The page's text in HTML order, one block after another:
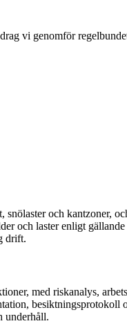
vi genomför
och kantzoner,
och laster enligt
drift.
med riskanalys,
besiktningsprotokoll
underhåll.